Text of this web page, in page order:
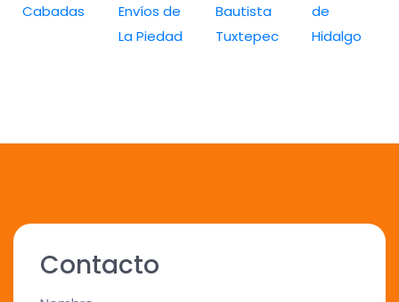
Cabadas
Envíos de
La Piedad
Bautista
Tuxtepec
de
Hidalgo
Contacto